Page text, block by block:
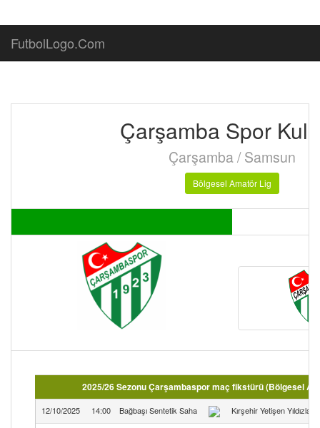
FutbolLogo.Com
Çarşamba Spor
Çarşamba / Samsun
Bölgesel Amatör Lig
2025/26 Sezonu Çarşambaspor maç fikstürü (Bölgesel
12/10/2025 14:00 Bağbaşı Sentetik Saha Kırşehir Yetişen Yıldızlar